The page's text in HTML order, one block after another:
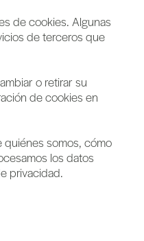
de cookies. Algunas
de terceros que
o retirar su
de cookies en
quiénes somos, cómo
los datos
privacidad.